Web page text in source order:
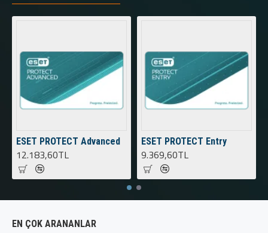
ESET PROTECT Advanced
12.183,60TL
ESET PROTECT Entry
9.369,60TL
EN ÇOK ARANANLAR